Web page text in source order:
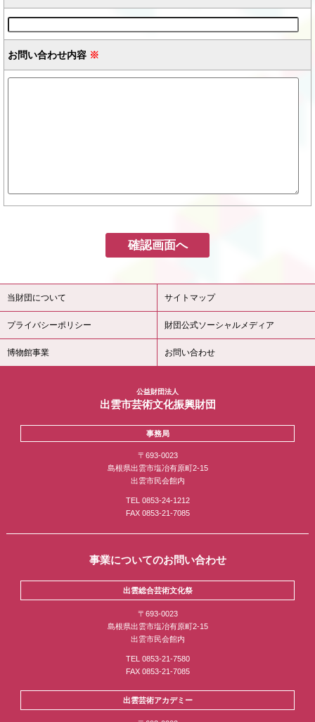
お問い合わせ内容 ※
当財団について サイトマップ
プライバシーポリシー 財団公式ソーシャルメディア
博物館事業 お問い合わせ
公益財団法人
出雲市芸術文化振興財団
事務局
〒693-0023
島根県出雲市塩冶有原町2-15
出雲市民会館内
TEL 0853-24-1212
FAX 0853-21-7085
事業についてのお問い合わせ
出雲総合芸術文化祭
〒693-0023
島根県出雲市塩冶有原町2-15
出雲市民会館内
TEL 0853-21-7580
FAX 0853-21-7085
出雲芸術アカデミー